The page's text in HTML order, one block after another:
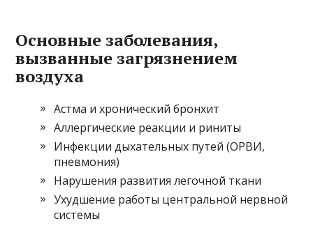
Основные заболевания,
вызванные загрязнением
воздуха
Астма и хронический бронхит
Аллергические реакции и риниты
Инфекции дыхательных путей (ОРВИ,
пневмония)
Нарушения развития легочной ткани
Ухудшение работы центральной нервной
системы